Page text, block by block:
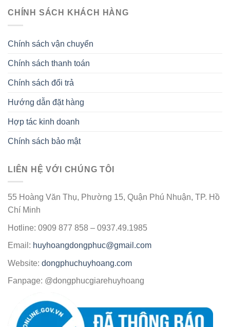
CHÍNH SÁCH KHÁCH HÀNG
Chính sách vận chuyển
Chính sách thanh toán
Chính sách đổi trả
Hướng dẫn đặt hàng
Hợp tác kinh doanh
Chính sách bảo mật
LIÊN HỆ VỚI CHÚNG TÔI
55 Hoàng Văn Thụ, Phường 15, Quận Phú Nhuận, TP. Hồ
Chí Minh
Hotline: 0909 877 858 – 0937.49.1985
Email: huyhoangdongphuc@gmail.com
Website: dongphuchuyhoang.com
Fanpage: @dongphucgiarehuyhoang